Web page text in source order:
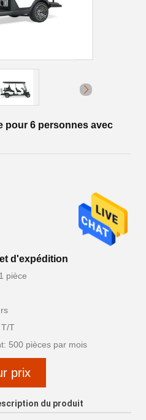
pour 6 personnes avec
d'expédition
pièce
T
500 pièces par mois
prix
du produit